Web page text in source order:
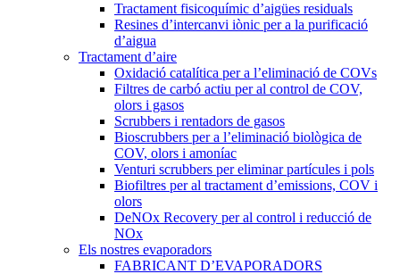
Tractament fisicoquímic d’aigües residuals
Resines d’intercanvi iònic per a la purificació
d’aigua
Tractament d’aire
Oxidació catalítica per a l’eliminació de COVs
Filtres de carbó actiu per al control de COV,
olors i gasos
Scrubbers i rentadors de gasos
Bioscrubbers per a l’eliminació biològica de
COV, olors i amoníac
Venturi scrubbers per eliminar partícules i pols
Biofiltres per al tractament d’emissions, COV i
olors
DeNOx Recovery per al control i reducció de
NOx
Els nostres evaporadors
FABRICANT D’EVAPORADORS